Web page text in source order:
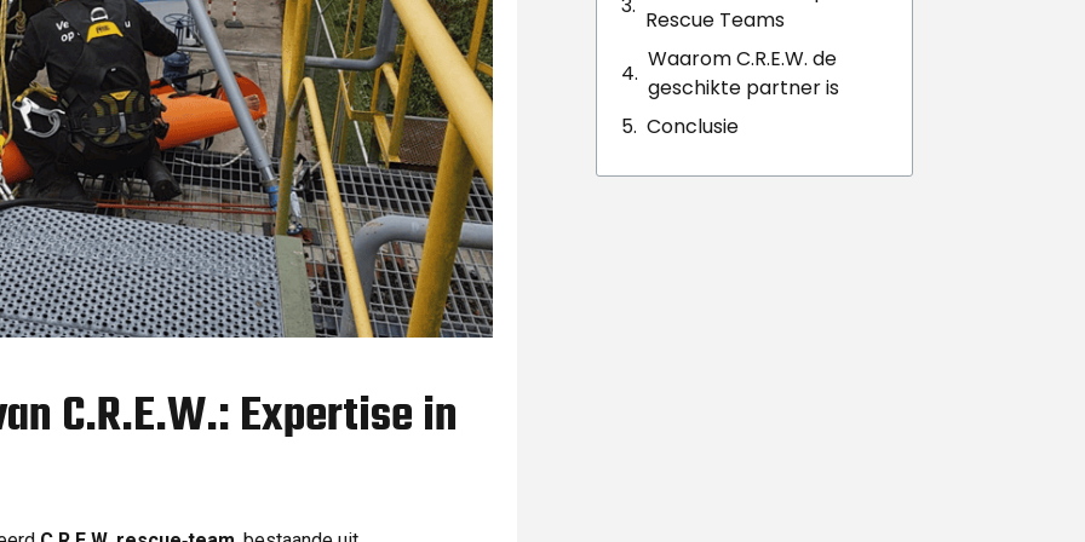
C.R.E.W.: Expertise in
Rescue Teams
Waarom C.R.E.W. de
geschikte partner is
Conclusie